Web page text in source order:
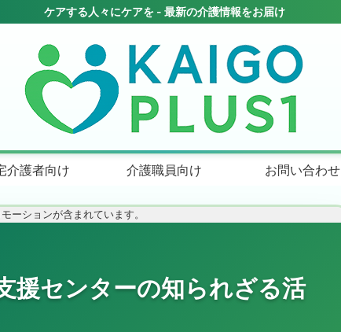
介護者向け 介護職員向け お問い合わせ
ーションが含まれています。
援センターの知られざる活